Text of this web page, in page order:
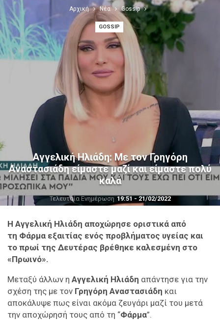
Αρχική Νέα Gossip
GOSSIP
Αγγελική Ηλιάδη: Με τον Γρηγόρη
Αναστασιάδη είμαστε μαζί και είμαστε πολύ
καλά
Τελευταία Ενημέρωση 19:51 - 21/02/2022
Η Αγγελική Ηλιάδη αποχώρησε οριστικά από
τη Φάρμα εξαιτίας ενός προβλήματος υγείας και
το πρωί της Δευτέρας βρέθηκε καλεσμένη στο
«Πρωινό».
Μεταξύ άλλων η Αγγελική Ηλιάδη απάντησε για την
σχέση της με τον Γρηγόρη Αναστασιάδη και
αποκάλυψε πως είναι ακόμα ζευγάρι μαζί του μετά
την αποχώρησή τους από τη “Φάρμα”.